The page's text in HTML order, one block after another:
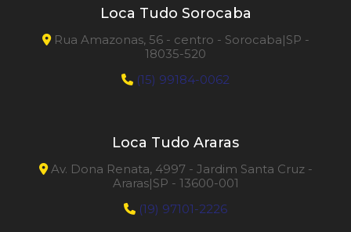
Loca Tudo Sorocaba
Rua Amazonas, 56 - centro - Sorocaba|SP -
18035-520
(15) 99184-0062
Loca Tudo Araras
Av. Dona Renata, 4997 - Jardim Santa Cruz -
Araras|SP - 13600-001
(19) 97101-2226